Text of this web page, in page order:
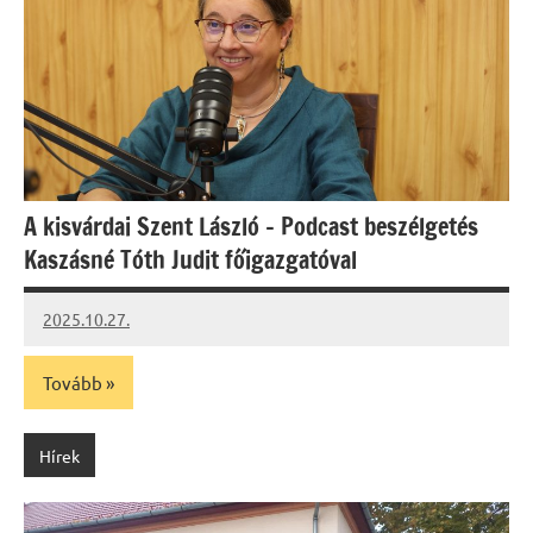
A kisvárdai Szent László – Podcast beszélgetés
Kaszásné Tóth Judit főigazgatóval
2025.10.27.
Leiszt
Máté
Tovább
Hírek